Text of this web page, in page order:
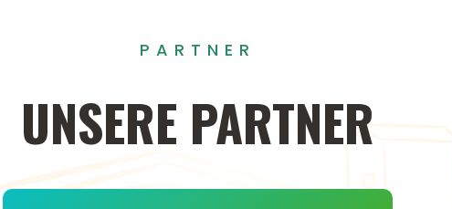
PARTNER
UNSERE PARTNER